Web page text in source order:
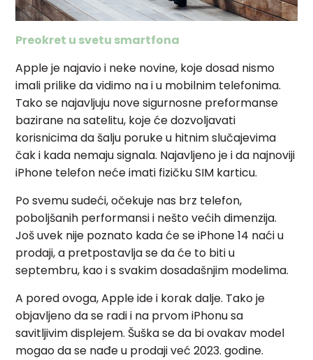
Preokret u svetu smartfona
Apple je najavio i neke novine, koje dosad nismo
imali prilike da vidimo na i u mobilnim telefonima.
Tako se najavljuju nove sigurnosne preformanse
bazirane na satelitu, koje će dozvoljavati
korisnicima da šalju poruke u hitnim slučajevima
čak i kada nemaju signala. Najavljeno je i da najnoviji
iPhone telefon neće imati fizičku SIM karticu.
Po svemu sudeći, očekuje nas brz telefon,
poboljšanih performansi i nešto većih dimenzija.
Još uvek nije poznato kada će se iPhone 14 naći u
prodaji, a pretpostavlja se da će to biti u
septembru, kao i s svakim dosadašnjim modelima.
A pored ovoga, Apple ide i korak dalje. Tako je
objavljeno da se radi i na prvom iPhonu sa
savitljivim displejem. Šuška se da bi ovakav model
mogao da se nađe u prodaji već 2023. godine.